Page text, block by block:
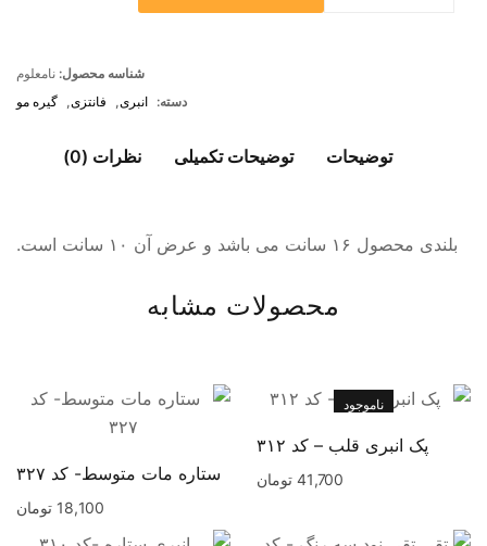
شناسه محصول: نامعلوم
دسته: انبری, فانتزی, گیره مو
توضیحات توضیحات تکمیلی نظرات (0)
بلندی محصول ۱۶ سانت می باشد و عرض آن ۱۰ سانت است.
محصولات مشابه
ناموجود
پک انبری قلب – کد ۳۱۲
41,700 تومان ستاره مات متوسط- کد ۳۲۷
18,100 تومان